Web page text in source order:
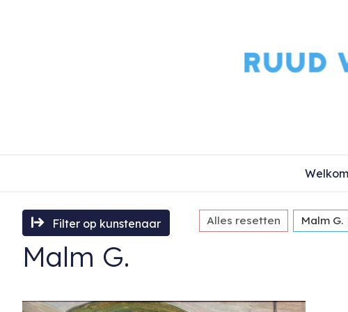
Welkom
Filter op kunstenaar Alles resetten Malm G.
Malm G.